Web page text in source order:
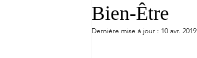
Bien-Être
Dernière mise à jour : 10 avr. 2019